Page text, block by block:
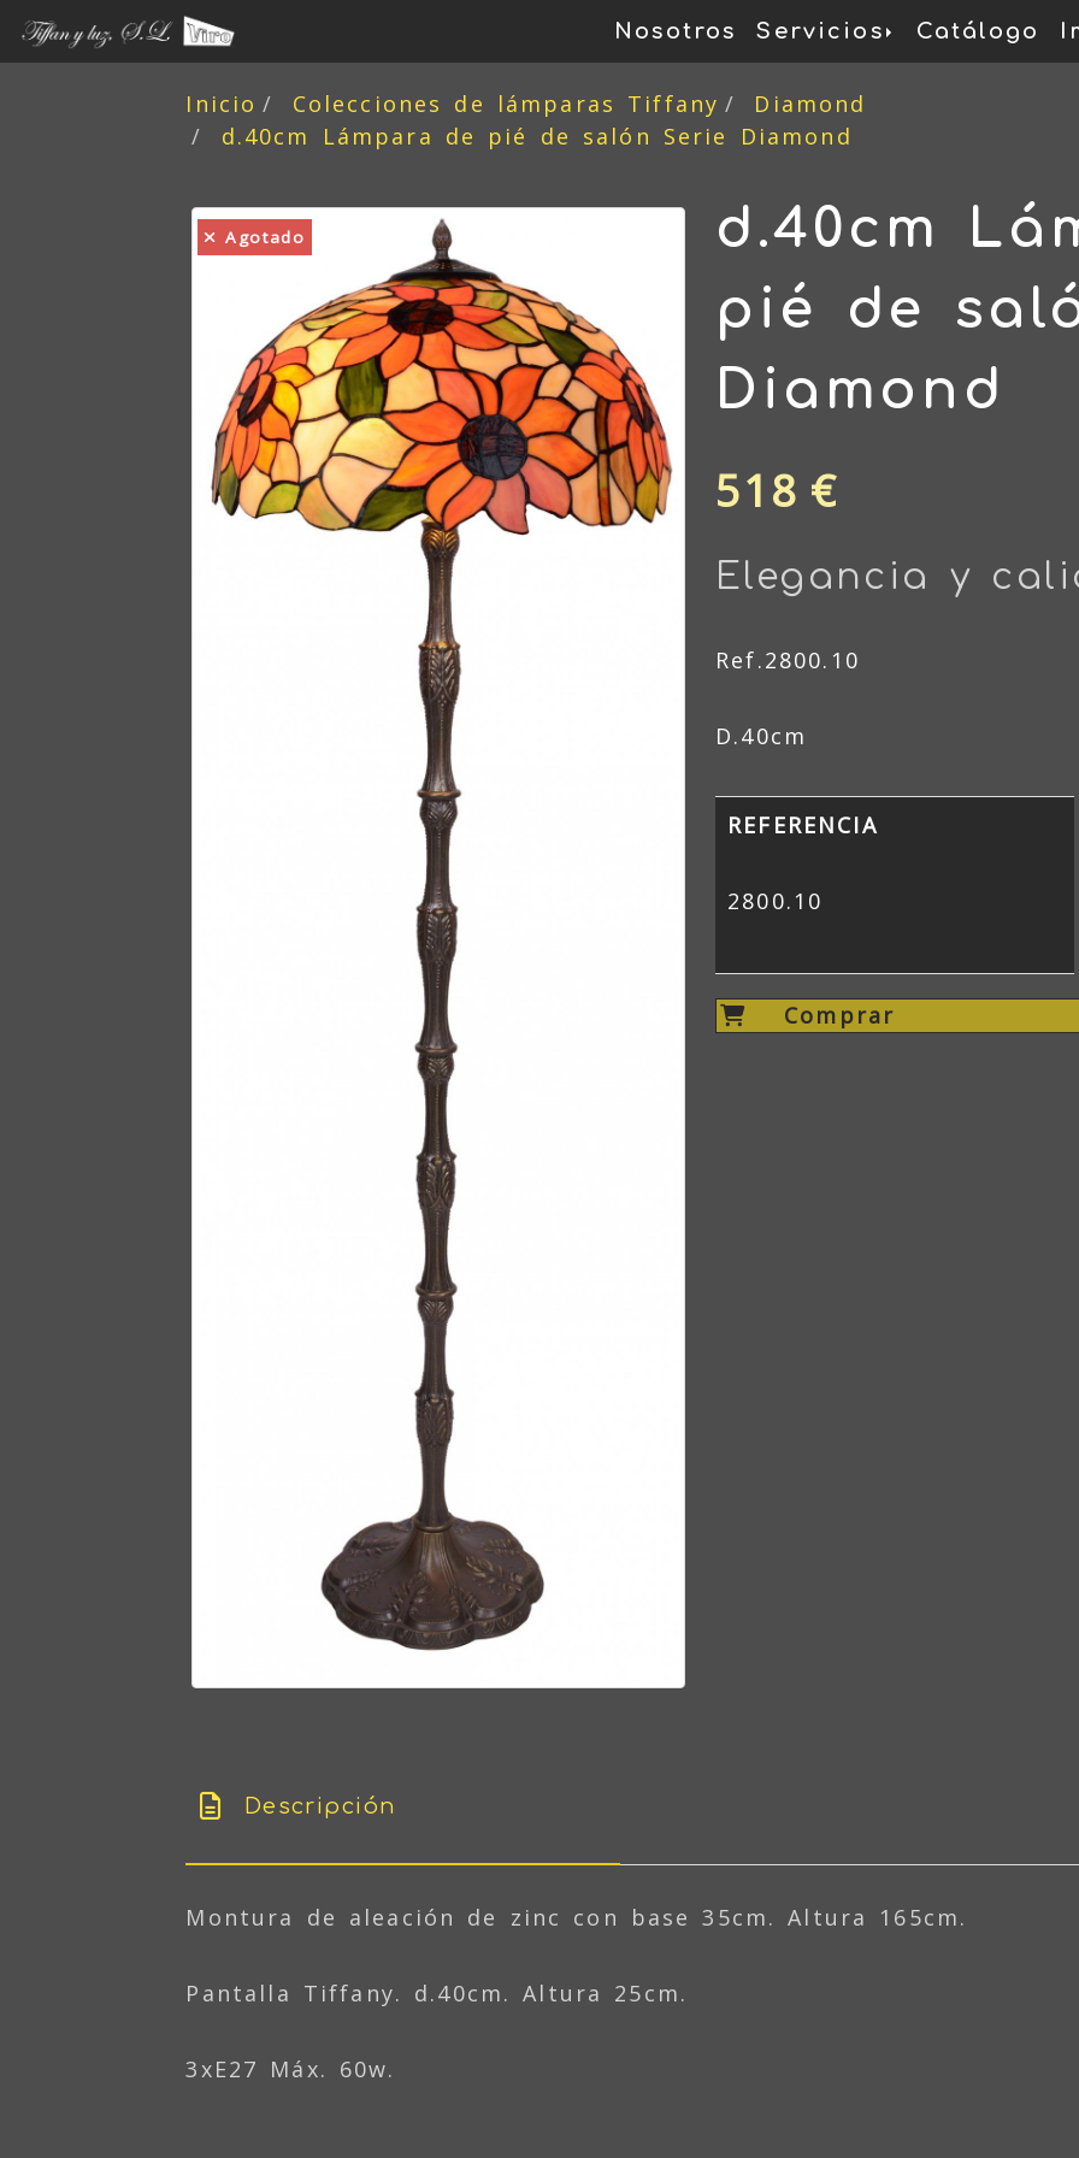
Nosotros Servicios Catálogo
Inicio Colecciones de lámparas Tiffany
Diamond
d.40cm Lámpara de pié de salón Serie Diamond
Agotado
d.40cm
pié de
Diamond
518 €
Elegancia y
Ref.2800.10
D.40cm
REFERENCIA
2800.10
Comprar
Descripción
Montura de aleación de zinc con base 35cm. Altura 165cm.
Pantalla Tiffany. d.40cm. Altura 25cm.
3xE27 Máx. 60w.